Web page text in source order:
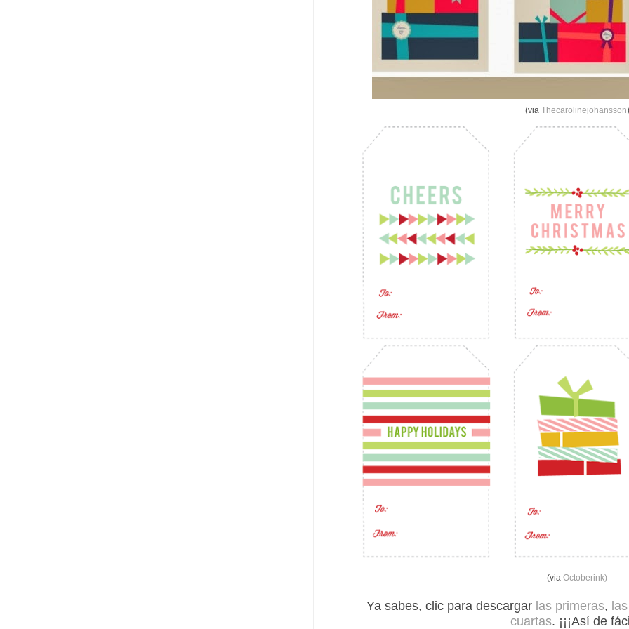
(via Thecarolinejohansson)
(via Octoberink)
Ya sabes, clic para descargar las primeras,
cuartas. ¡¡¡Así de